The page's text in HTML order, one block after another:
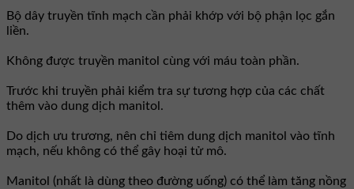
Bộ dây truyền tĩnh mạch cần phải khớp với bộ phận lọc gắn
liền.
Không được truyền manitol cùng với máu toàn phần.
Trước khi truyền phải kiểm tra sự tương hợp của các chất
thêm vào dung dịch manitol.
Do dịch ưu trương, nên chỉ tiêm dung dịch manitol vào tĩnh
mạch, nếu không có thể gây hoại tử mô.
Manitol (nhất là dùng theo đường uống) có thể làm tăng nồng